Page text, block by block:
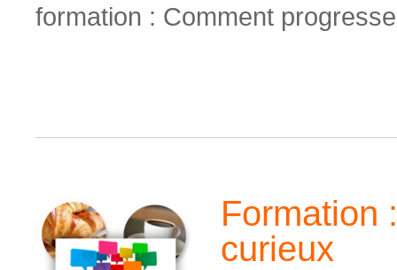
formation : Comment
Formation
curieux